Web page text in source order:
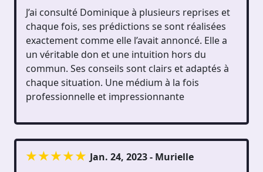
J’ai consulté Dominique à plusieurs reprises et
chaque fois, ses prédictions se sont réalisées
exactement comme elle l’avait annoncé. Elle a
un véritable don et une intuition hors du
commun. Ses conseils sont clairs et adaptés à
chaque situation. Une médium à la fois
professionnelle et impressionnante
Jan. 24, 2023 - Murielle